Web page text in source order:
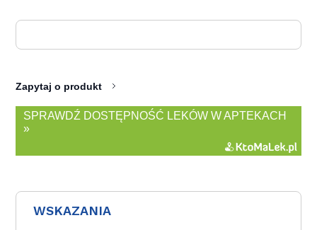
Zapytaj o produkt
SPRAWDŹ DOSTĘPNOŚĆ LEKÓW W APTEKACH
»
WSKAZANIA